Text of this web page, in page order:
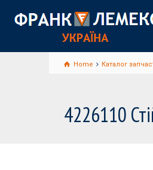
Home Каталог
4226110